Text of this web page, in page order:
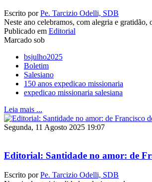
Escrito porPe. Tarcizio Odelli, SDB
Neste ano celebramos, com alegria e gratidão,
Publicado em Editorial
Marcado sob
bsjulho2025
Boletim
Salesiano
150 anos expedicao missionaria
expedicao missionaria salesiana
Leia mais ...
Segunda, 11 Agosto 2025 19:07
Editorial: Santidade no amor: de
Escrito porPe. Tarcizio Odelli, SDB